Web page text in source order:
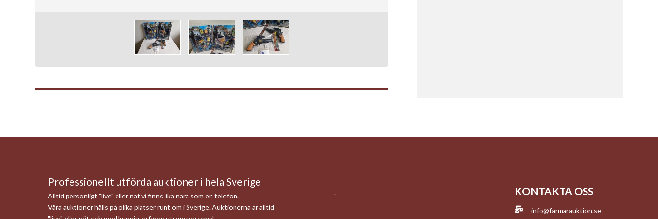
Professionellt utförda auktioner i hela Sverige
Alltid personligt "live" eller nät vi finns lika nära som en telefon.
Våra auktioner hålls på olika platser runt om i Sverige. Auktionerna är alltid
. KONTAKTA OSS
info@farmarauktion.se